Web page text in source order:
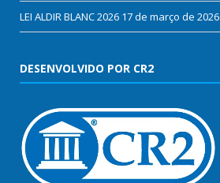
LEI ALDIR BLANC 2026 17 de março de 2026
DESENVOLVIDO POR CR2